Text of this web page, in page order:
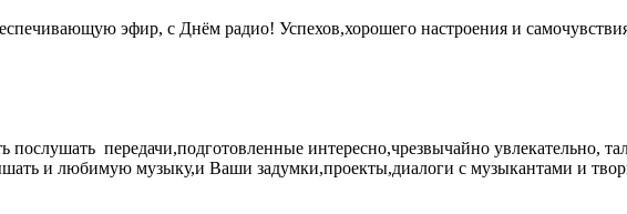
эфир, с Днём радио! Успехов,хорошего настроения и
послушать передачи,подготовленные интересно,чрезвычайно увлекательно,
и любимую музыку,и Ваши задумки,проекты,диалоги с музыкантами и